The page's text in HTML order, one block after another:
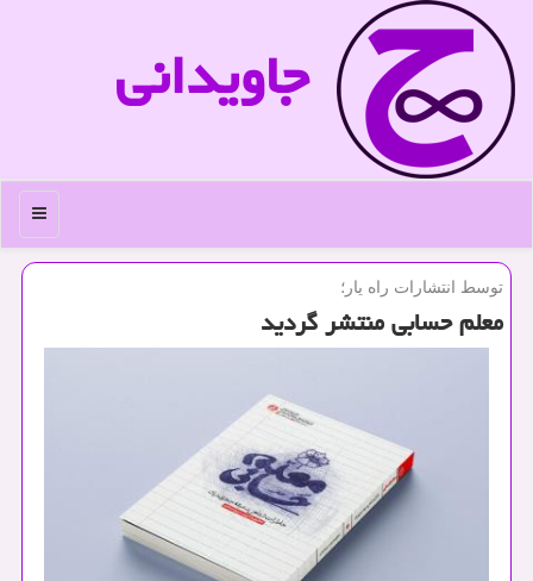
جاویدانی
منو
توسط انتشارات راه یار؛
معلم حسابی منتشر گردید